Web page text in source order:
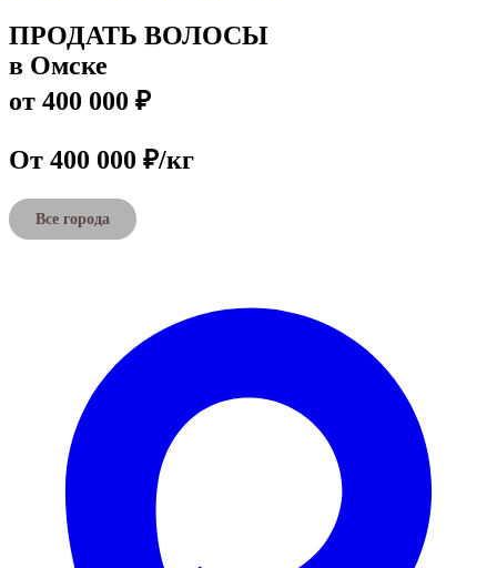
ПРОДАТЬ ВОЛОСЫ
в Омске
от 400 000 ₽
От 400 000 ₽/кг
Все города